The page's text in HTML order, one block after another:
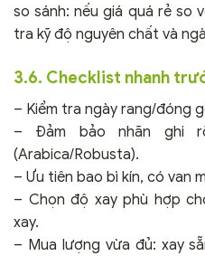
so sánh: nếu giá quá rẻ so
tra kỹ độ nguyên chất và
3.6. Checklist nhanh
– Kiểm tra ngày rang/đóng
– Đảm bảo nhãn ghi
(Arabica/Robusta).
– Ưu tiên bao bì kín, có van
– Chọn độ xay phù hợp
xay.
– Mua lượng vừa đủ: xay